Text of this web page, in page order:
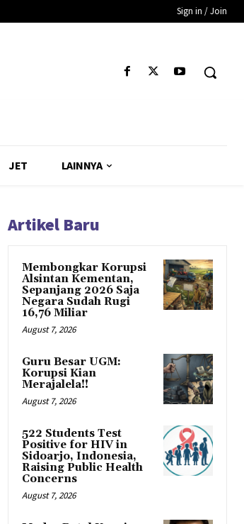
Sign in / Join
JET LAINNYA
Artikel Baru
Membongkar Korupsi
Alsintan Kementan,
Sepanjang 2026 Saja
Negara Sudah Rugi
16,76 Miliar
August 7, 2026
Guru Besar UGM:
Korupsi Kian
Merajalela!!
August 7, 2026
522 Students Test
Positive for HIV in
Sidoarjo, Indonesia,
Raising Public Health
Concerns
August 7, 2026